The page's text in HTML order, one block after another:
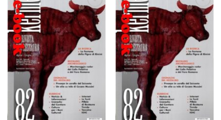
Aggiungi
alla lista
desideri
Aggiungi
alla lista
desideri